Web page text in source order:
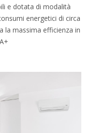
e dotata di modalità
energetici di circa
la massima efficienza in